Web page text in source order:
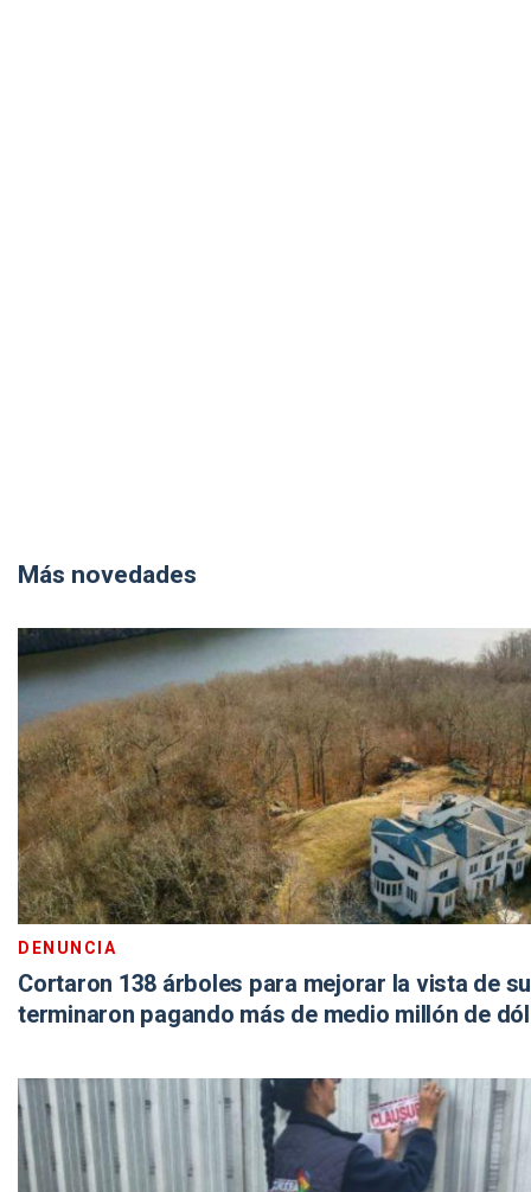
Más novedades
DENUNCIA
Cortaron 138 árboles para mejorar la vista de
terminaron pagando más de medio millón de